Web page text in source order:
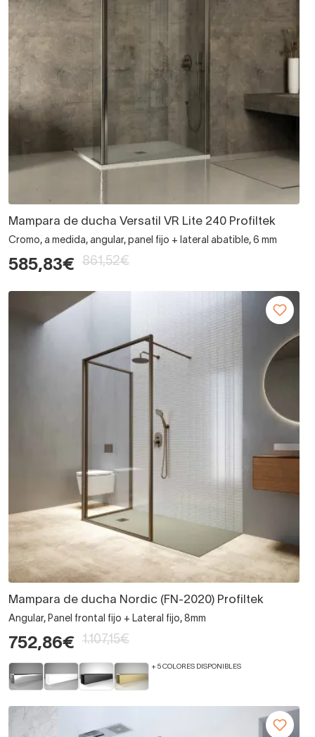
Mampara de ducha Versatil VR Lite 240 Profiltek
Cromo, a medida, angular, panel fijo + lateral abatible, 6 mm
585,83€ 861,52€
Mampara de ducha Nordic (FN-2020) Profiltek
Angular, Panel frontal fijo + Lateral fijo, 8mm
752,86€ 1.107,15€
+ 5 COLORES DISPONIBLES